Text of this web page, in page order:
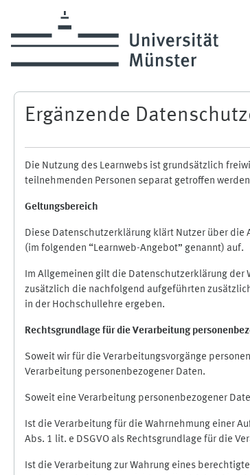
Ergänzende
Die Nutzung des Learnwebs ist grundsätzlich
teilnehmenden Personen separat getroffen
Geltungsbereich
Diese Datenschutzerklärung klärt Nutzer über die
(im folgenden “Learnweb-Angebot” genannt) auf.
Im Allgemeinen gilt die Datenschutzerklärung der
zusätzlich die nachfolgend aufgeführten
in der Hochschullehre ergeben.
Rechtsgrundlage für die Verarbeitung
Soweit wir für die Verarbeitungsvorgänge
Verarbeitung personenbezogener Daten.
Soweit eine Verarbeitung personenbezogener
Ist die Verarbeitung für die Wahrnehmung einer
Abs. 1 lit. e DSGVO als Rechtsgrundlage für die
Ist die Verarbeitung zur Wahrung eines